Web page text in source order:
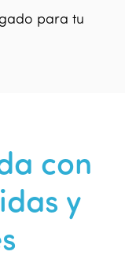
para tu
con
y